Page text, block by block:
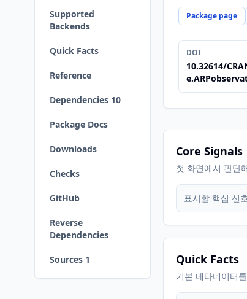
Supported
Backends
Quick Facts
Reference
Dependencies 10
Package Docs
Downloads
Checks
GitHub
Reverse
Dependencies
Sources 1
Package page
DOI
10.32614/
Core Signals
첫 화면에서 판단
표시할 핵심 신
Quick Facts
기본 메타데이터